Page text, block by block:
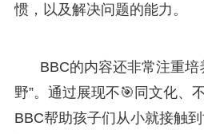
惯，以及解决问题的能力。
BBC的内容还非常注重培
野”。通过展现不🎯同文化、
BBC帮助孩子们从小就接触